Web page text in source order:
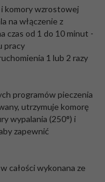
komory wzrostowej
na włączenie z
czas od 1 do 10 minut -
pracy
1 lub 2 razy
programów pieczenia
utrzymuje komorę
wypalania (250°) i
zapewnić
całości wykonana ze